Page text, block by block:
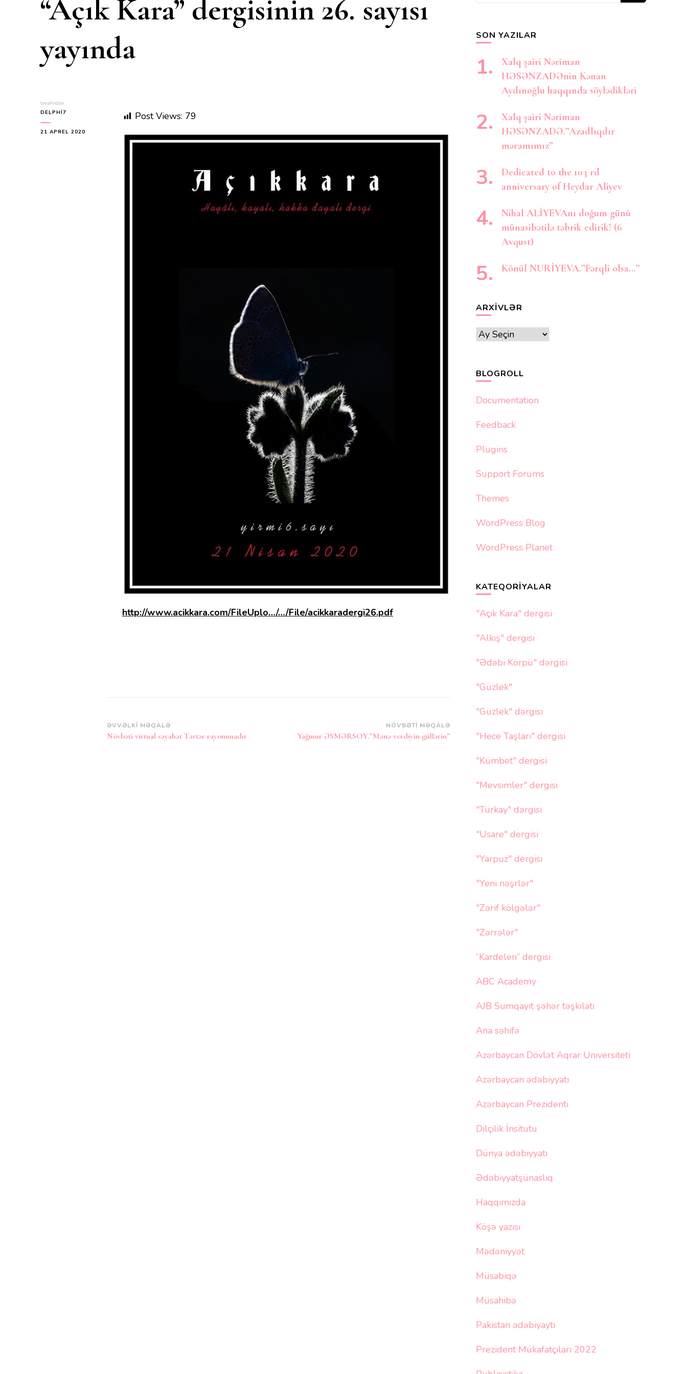
“Açık Kara” dergisinin 26. sayısı
yayında
tərəfindən
DELPHI7
21 APREL 2020
Post Views: 79
http://www.acikkara.com/FileUplo…/…/File/acikkaradergi26.pdf
Post
Naviqasiya
ƏVVƏLKI MƏQALƏ
Növbəti virtual səyahət Tərtər rayonunadır
NÖVBƏTI MƏQALƏ
Yağmur ƏSMƏRSOY.”Mənə verdiyin güllərin”
SON YAZILAR
Xalq şairi Nəriman
HƏSƏNZADƏnin Kənan
Aydınoğlu haqqında söylədikləri
Xalq şairi Nəriman
HƏSƏNZADƏ.”Azadlıqdır
məramımız”
Dedicated to the 103 rd
anniversary of Heydar Aliyev
Nihal ALİYEVAnı doğum günü
münasibətilə təbrik edirik! (6
Avqust)
Könül NURİYEVA.”Fərqli olsa…”
ARXIVLƏR
Arxivlər
BLOGROLL
Documentation
Feedback
Plugins
Support Forums
Themes
WordPress Blog
WordPress Planet
KATEQORIYALAR
"Açık Kara" dergisi
"Alkış" dergisi
"Ədəbi Körpü" dərgisi
"Güzlek"
"Güzlek" dərgisi
"Hece Taşları" dergisi
"Kümbet" dergisi
"Mevsimler" dergisi
"Türkay" dərgisi
"Usare" dergisi
"Yarpuz" dergisi
"Yeni nəşrlər"
"Zərif kölgələr"
"Zərrələr"
“Kardelen” dergisi
ABC Academy
AJB Sumqayıt şəhər təşkilatı
Ana səhifə
Azərbaycan Dövlət Aqrar Universiteti
Azərbaycan ədəbiyyatı
Azərbaycan Prezidenti
Dilçilik İnsitutu
Dünya ədəbiyyatı
Ədəbiyyatşünaslıq
Haqqımızda
Köşə yazısı
Mədəniyyət
Müsabiqə
Müsahibə
Pakistan ədəbiyaytı
Prezident Mükafatçıları 2022